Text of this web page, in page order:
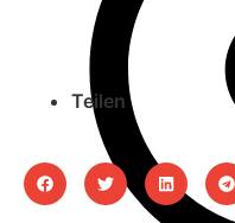
Teilen